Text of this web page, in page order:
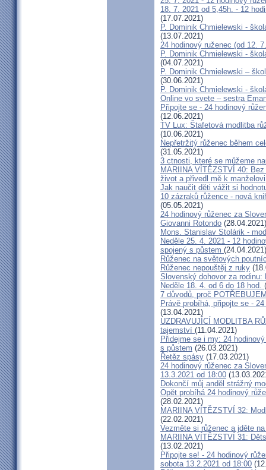
18. 7. 2021 od 5,45h. - 12
(17.07.2021)
P. Dominik Chmielewski -
(13.07.2021)
24 hodinový ruženec (od 12.
P. Dominik Chmielewski -
(04.07.2021)
P. Dominik Chmielewski –
(30.06.2021)
P. Dominik Chmielewski -
Online vo svete – sestra
Připojte se - 24 hodinový
(12.06.2021)
TV Lux: Štafetová modlitba
(10.06.2021)
Nepřetržitý růženec během
(31.05.2021)
3 ctnosti, které se můžeme
MARIINA VÍTĚZSTVÍ 40:
život a přivedl mě k manželovi
Jak naučit děti vážit si
10 zázraků růžence - nová
(05.05.2021)
24 hodinový růženec za
Giovanni Rotondo (28.04.2021)
Mons. Stanislav Stolárik -
Neděle 25. 4. 2021 - 12
spojený s půstem (24.04.2021)
Růženec na světových
Růženec nepouštěj z ruky
Slovenský dohovor za rodinu:
Neděle 18. 4. od 6 do 18 hod.
7 důvodů, proč
Právě probíhá, připojte se -
(13.04.2021)
UZDRAVUJÍCÍ MODLITBA
tajemství (11.04.2021)
Přidejme se i my: 24
s půstem (26.03.2021)
Řetěz spásy (17.03.2021)
24 hodinový růženec za
13.3.2021 od 18:00
Dokončí můj anděl strážný
Opět probíhá 24 hodinový
(28.02.2021)
MARIINA VÍTĚZSTVÍ 32:
(22.02.2021)
Vezměte si růženec a jděte
MARIINA VÍTĚZSTVÍ 31:
(13.02.2021)
Připojte se! - 24 hodinový
sobota 13.2.2021 od 18:00